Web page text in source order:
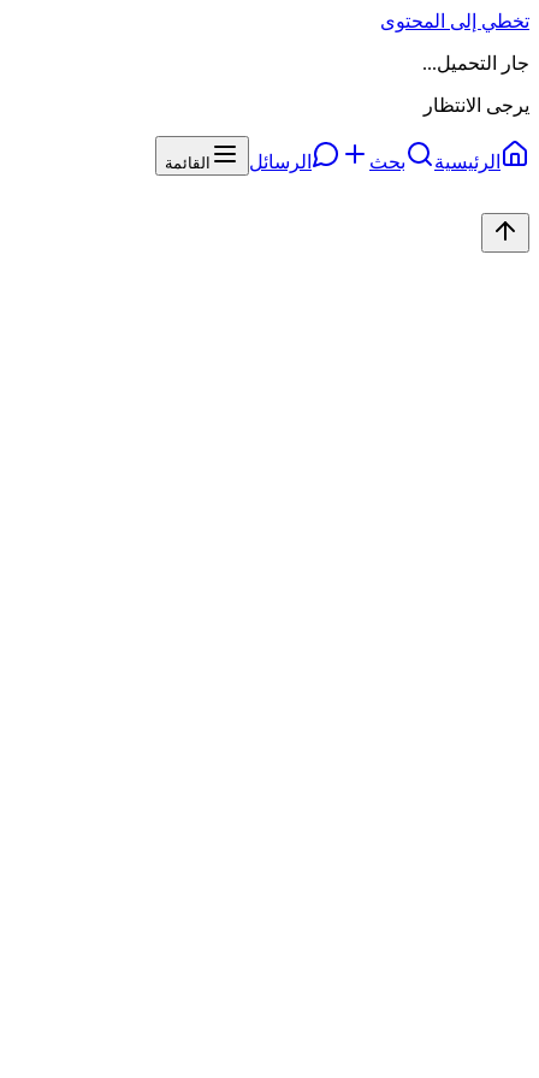
تخطي إلى المحتوى
جار التحميل...
يرجى الانتظار
الرئيسية بحث الرسائل القائمة